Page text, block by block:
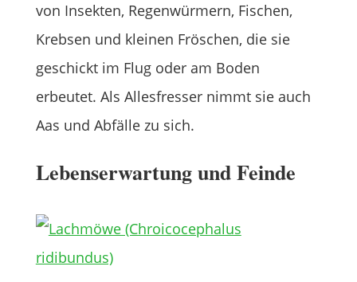
von Insekten, Regenwürmern, Fischen,
Krebsen und kleinen Fröschen, die sie
geschickt im Flug oder am Boden
erbeutet. Als Allesfresser nimmt sie auch
Aas und Abfälle zu sich.
Lebenserwartung und Feinde